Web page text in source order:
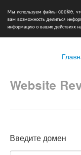
Мы используем файлы cookie,
вам возможность делиться
информацию о ваших действиях
Website
Введите домен